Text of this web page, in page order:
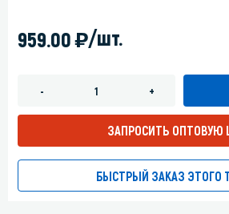
959.00)/шт.
- +
ЗАПРОСИТЬ ОПТОВУЮ
БЫСТРЫЙ ЗАКАЗ ЭТОГО